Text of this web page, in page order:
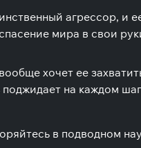
агрессор, и
мира в свои
хочет ее
поджидает на каждом
в подводном